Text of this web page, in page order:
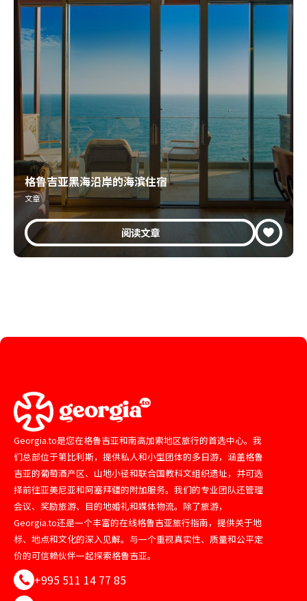
格鲁吉亚黑海沿岸的海滨住宿
文章
阅读文章
Georgia.to是您在格鲁吉亚和南高加索地区旅行的首选中心。我
们总部位于第比利斯，提供私人和小型团体的多日游，涵盖格鲁
吉亚的葡萄酒产区、山地小径和联合国教科文组织遗址，并可选
择前往亚美尼亚和阿塞拜疆的附加服务。我们的专业团队还管理
会议、奖励旅游、目的地婚礼和媒体物流。除了旅游，
Georgia.to还是一个丰富的在线格鲁吉亚旅行指南，提供关于地
标、地点和文化的深入见解。与一个重视真实性、质量和公平定
价的可信赖伙伴一起探索格鲁吉亚。
+995 511 14 77 85